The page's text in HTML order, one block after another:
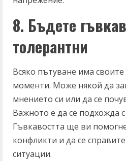
8. Бъдете
толерантни
Всяко пътуване има
моменти. Може някой да
мнението си или да се
Важното е да се подхожда
Гъвкавостта ще ви
конфликти и да се
ситуации.